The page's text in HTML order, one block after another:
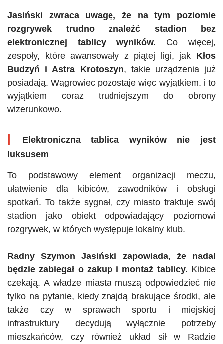
Jasiński zwraca uwagę, że na tym poziomie
rozgrywek trudno znaleźć stadion bez
elektronicznej tablicy wyników. Co więcej,
zespoły, które awansowały z piątej ligi, jak Kłos
Budzyń i Astra Krotoszyn, takie urządzenia już
posiadają. Wągrowiec pozostaje więc wyjątkiem, i to
wyjątkiem coraz trudniejszym do obrony
wizerunkowo.
|
Elektroniczna tablica wyników nie jest
luksusem
To podstawowy element organizacji meczu,
ułatwienie dla kibiców, zawodników i obsługi
spotkań. To także sygnał, czy miasto traktuje swój
stadion jako obiekt odpowiadający poziomowi
rozgrywek, w których występuje lokalny klub.
Radny Szymon Jasiński zapowiada, że nadal
będzie zabiegał o zakup i montaż tablicy. Kibice
czekają. A władze miasta muszą odpowiedzieć nie
tylko na pytanie, kiedy znajdą brakujące środki, ale
także czy w sprawach sportu i miejskiej
infrastruktury decydują wyłącznie potrzeby
mieszkańców, czy również układ sił w Radzie